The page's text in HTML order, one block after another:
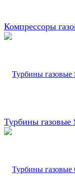
Компрессоры
Турбины газовые